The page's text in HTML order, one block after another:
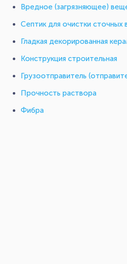
Вредное (загрязняющее)
Септик для очистки сточных
Гладкая декорированная
Конструкция строительная
Грузоотправитель
Прочность раствора
Фибра